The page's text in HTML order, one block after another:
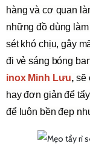
hàng và cơ quan
những đồ dùng
sét khó chịu, gây
đi vẻ sáng bóng
inox Minh Lưu, sẽ
hay đơn giản để
để luôn bền đẹp